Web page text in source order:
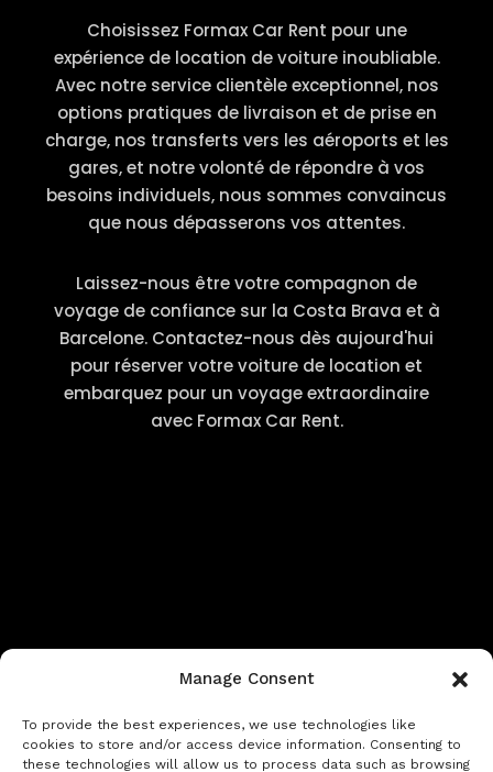
Manage Consent
To provide the best experiences, we use technologies like
cookies to store and/or access device information. Consenting to
these technologies will allow us to process data such as browsing
Choisissez Formax Car Rent pour une
expérience de location de voiture inoubliable.
Avec notre service clientèle exceptionnel, nos
options pratiques de livraison et de prise en
charge, nos transferts vers les aéroports et les
gares, et notre volonté de répondre à vos
besoins individuels, nous sommes convaincus
que nous dépasserons vos attentes.
Laissez-nous être votre compagnon de
voyage de confiance sur la Costa Brava et à
Barcelone. Contactez-nous dès aujourd'hui
pour réserver votre voiture de location et
embarquez pour un voyage extraordinaire
avec Formax Car Rent.